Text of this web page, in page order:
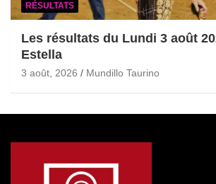
RÉSULTATS
Les résultats du Lundi 3 août
Estella
3 août, 2026 Mundillo Taurino